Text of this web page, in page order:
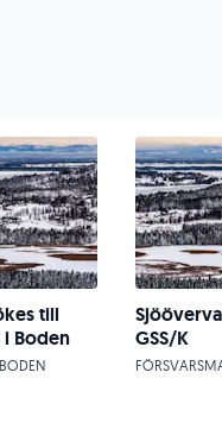
till
Boden
GSS/K